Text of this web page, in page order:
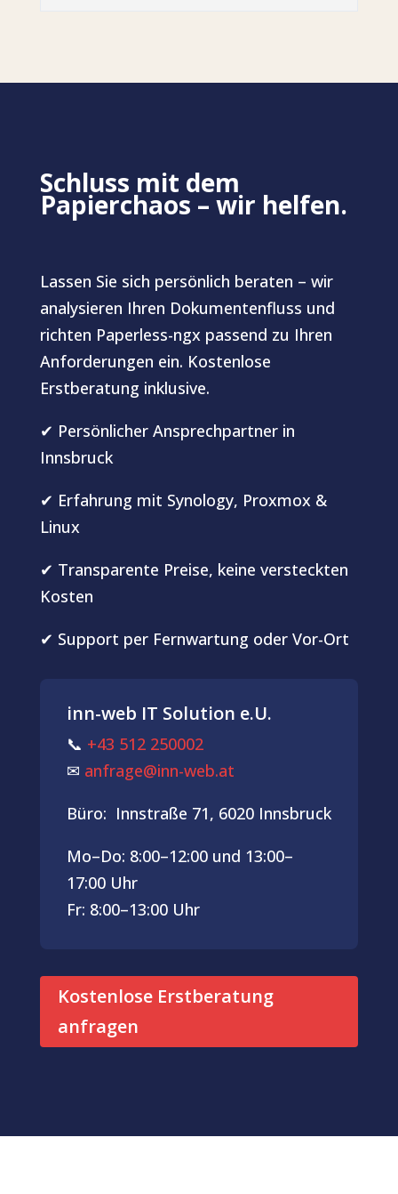
Schluss mit dem
Papierchaos – wir helfen.
Lassen Sie sich persönlich beraten – wir
analysieren Ihren Dokumentenfluss und
richten Paperless-ngx passend zu Ihren
Anforderungen ein. Kostenlose
Erstberatung inklusive.
✔ Persönlicher Ansprechpartner in
Innsbruck
✔ Erfahrung mit Synology, Proxmox &
Linux
✔ Transparente Preise, keine versteckten
Kosten
✔ Support per Fernwartung oder Vor-Ort
inn-web IT Solution e.U.
📞 +43 512 250002
✉ anfrage@inn-web.at
Büro: Innstraße 71, 6020 Innsbruck
Mo–Do: 8:00–12:00 und 13:00–
17:00 Uhr
Fr: 8:00–13:00 Uhr
Kostenlose Erstberatung
anfragen